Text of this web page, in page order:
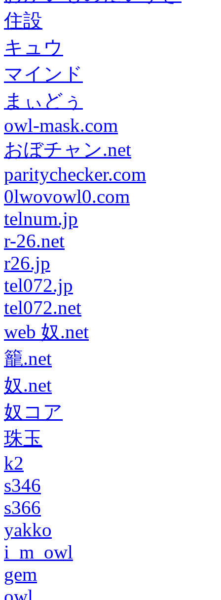
住設
キュウ
マインド
まぃどぅ
owl-mask.com
おぼチャン.net
paritychecker.com
0lwovowl0.com
telnum.jp
r-26.net
r26.jp
tel072.jp
tel072.net
web 奴.net
籠.net
奴.net
奴コア
珠玉
k2
s346
s366
yakko
i_m_owl
gem